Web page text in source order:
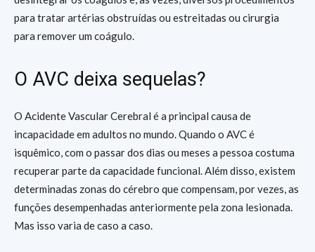
para tratar artérias obstruídas ou estreitadas ou cirurgia
para remover um coágulo.
O AVC deixa sequelas?
O Acidente Vascular Cerebral é a principal causa de
incapacidade em adultos no mundo. Quando o AVC é
isquêmico, com o passar dos dias ou meses a pessoa costuma
recuperar parte da capacidade funcional. Além disso, existem
determinadas zonas do cérebro que compensam, por vezes, as
funções desempenhadas anteriormente pela zona lesionada.
Mas isso varia de caso a caso.